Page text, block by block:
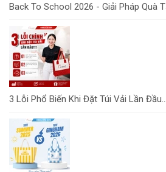
Back To School 2026 - Giải Pháp Quà
3 Lỗi Phổ Biến Khi Đặt Túi Vải Lần Đầu...